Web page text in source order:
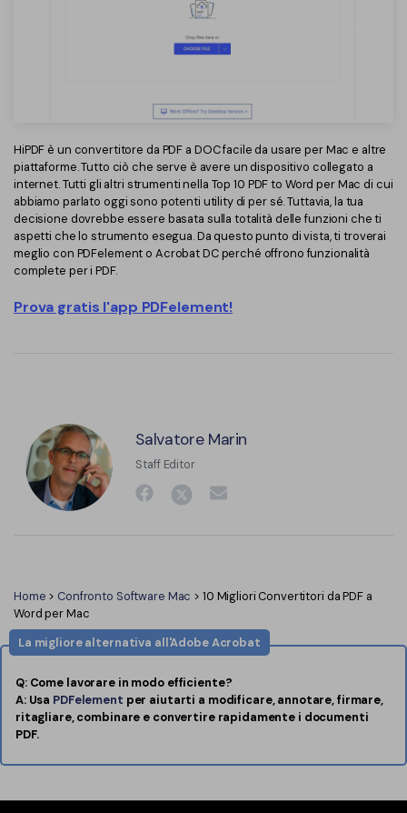
HiPDF è un convertitore da PDF a DOC facile da usare per Mac e altre
piattaforme. Tutto ciò che serve è avere un dispositivo collegato a
internet. Tutti gli altri strumenti nella Top 10 PDF to Word per Mac di cui
abbiamo parlato oggi sono potenti utility di per sé. Tuttavia, la tua
decisione dovrebbe essere basata sulla totalità delle funzioni che ti
aspetti che lo strumento esegua. Da questo punto di vista, ti troverai
meglio con PDFelement o Acrobat DC perché offrono funzionalità
complete per i PDF.
Prova gratis l'app PDFelement!
Salvatore Marin
Staff Editor
Home > Confronto Software Mac > 10 Migliori Convertitori da PDF a
Word per Mac
La migliore alternativa all'Adobe Acrobat
Q: Come lavorare in modo efficiente?
A: Usa PDFelement per aiutarti a modificare, annotare, firmare,
ritagliare, combinare e convertire rapidamente i documenti
PDF.